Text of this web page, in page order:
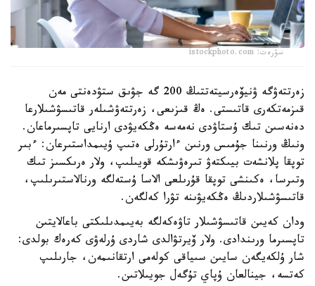
سۋرەت: istockphoto.com
زەرتتەۋگە ۋنيۆەرسيتەتتىڭ 200 گە جۋىق ستۋدەنتى مەن
قىزمەتكەرى قاتىستى. ەڭ قىزىعى، زەرتتەۋشىلەر قاتىسۋشىلارعا
دەنەسىن تىك ۇستاۋدى نەمەسە ەڭكەيۋدى ارنايى تاپسىرماعان.
ونىڭ ورنىنا جۇمىس ورنىن ءارتۇرلى ەتىپ ۇيىمداستىرعان: ءبىر
توپقا پلانشەت بيىكتەۋ تىرەۋىشكە قويىلىپ، ولار ەرىكسىز تىك
وتىرسا، ەكىنشى توپقا قۇرىلعى الاسا ۇستەلگە ورنالاستىرىلىپ،
قاتىسۋشىلاردىڭ ەڭكەيۋىنە تۋرا كەلگەن.
ودان كەيىن قاتىسۋشىلار تاۋەكەلگە بەيىمدىلىكتى باعالايتىن
تاپسىرما ورىندادى. ولار ۆيرتۋالدى شاردى ۇرلەۋى كەرەك بولدى:
شار ۇلكەيگەن سايىن سىياقى كولەمى ارتقانىمەن، جارىلىپ
كەتسە، جينالعان ۇپاي تۇگەل جويىلاتىن.